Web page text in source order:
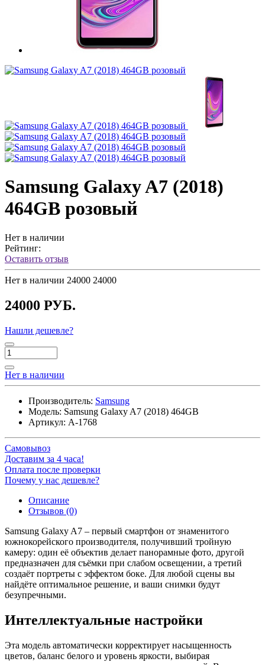
Samsung Galaxy A7 (2018)
464GB розовый
Нет в наличии
Рейтинг:
Оставить отзыв
Нет в наличии 24000 24000
24000 РУБ.
Нашли дешевле?
Нет в наличии
Производитель: Samsung
Модель: Samsung Galaxy A7 (2018) 464GB
Артикул: A-1768
Самовывоз
Доставим за 4 часа!
Оплата после проверки
Почему у нас дешевле?
Описание
Отзывов (0)
Samsung Galaxy A7 – первый смартфон от знаменитого
южнокорейского производителя, получивший тройную
камеру: один её объектив делает панорамные фото, другой
предназначен для съёмки при слабом освещении, а третий
создаёт портреты с эффектом боке. Для любой сцены вы
найдёте оптимальное решение, и ваши снимки будут
безупречными.
Интеллектуальные настройки
Эта модель автоматически корректирует насыщенность
цветов, баланс белого и уровень яркости, выбирая